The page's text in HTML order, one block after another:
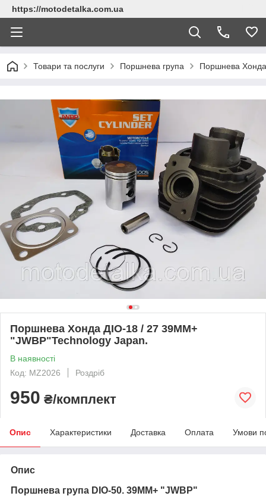
https://motodetalka.com.ua
Товари та послуги Поршнева група Поршнева
Поршнева Хонда ДІО-18 / 27 39MM+
"JWBP"Technology Japan.
В наявності
Код: MZ2026
Роздріб
950 ₴/комплект
Опис Характеристики Доставка Оплата Умови
Опис
Поршнева група DIO-50. 39MM+ "JWBP"